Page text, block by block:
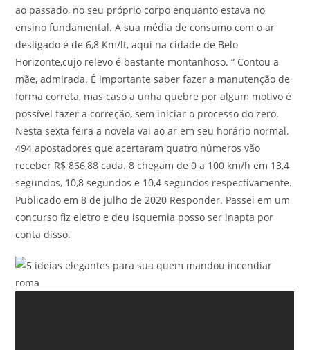
ao passado, no seu próprio corpo enquanto estava no
ensino fundamental. A sua média de consumo com o ar
desligado é de 6,8 Km/lt, aqui na cidade de Belo
Horizonte,cujo relevo é bastante montanhoso. “ Contou a
mãe, admirada. É importante saber fazer a manutenção de
forma correta, mas caso a unha quebre por algum motivo é
possível fazer a correção, sem iniciar o processo do zero.
Nesta sexta feira a novela vai ao ar em seu horário normal.
494 apostadores que acertaram quatro números vão
receber R$ 866,88 cada. 8 chegam de 0 a 100 km/h em 13,4
segundos, 10,8 segundos e 10,4 segundos respectivamente.
Publicado em 8 de julho de 2020 Responder. Passei em um
concurso fiz eletro e deu isquemia posso ser inapta por
conta disso.